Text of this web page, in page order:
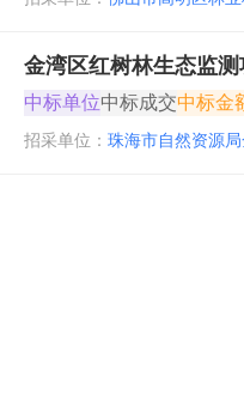
金湾区红树林生态监
中标单位中标成交中标金
招采单位： 珠海市自然资源